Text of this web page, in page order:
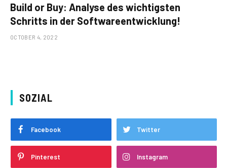
Build or Buy: Analyse des wichtigsten
Schritts in der Softwareentwicklung!
OCTOBER 4, 2022
SOZIAL
Facebook Twitter
Pinterest Instagram